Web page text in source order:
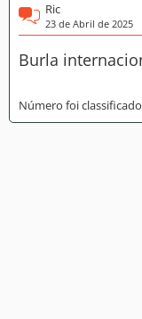
Ric
23 de Abril de 2025
Burla
Número foi